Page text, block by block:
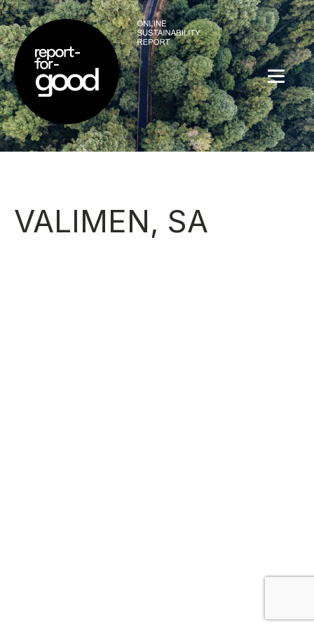
VALIMEN, SA